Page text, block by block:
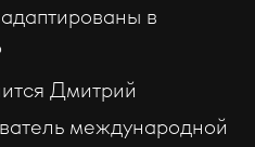
в
Дмитрий
международной